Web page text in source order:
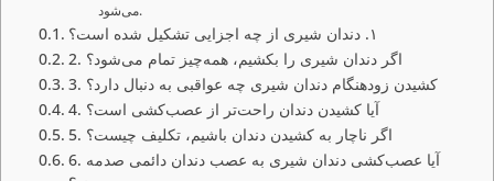
می‌شود.
١. دندان شیری از چه اجزایی تشکیل شده است؟
2. اگر دندان شیری را بکشیم، همه‌چیز تمام می‌شود؟
3. کشیدن زودهنگام دندان شیری چه عواقبی به دنبال دارد؟
4. آیا کشیدن دندان راحت‌تر از عصب‌کشی است؟
5. اگر ناچار به کشیدن دندان باشیم، تکلیف چیست؟
6. آیا عصب‌کشی دندان شیری به عصب دندان دائمی صدمه